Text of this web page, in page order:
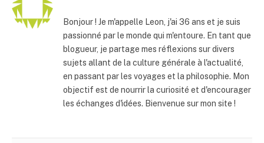
Bonjour ! Je m'appelle Leon, j'ai 36 ans et je suis
passionné par le monde qui m'entoure. En tant que
blogueur, je partage mes réflexions sur divers
sujets allant de la culture générale à l'actualité,
en passant par les voyages et la philosophie. Mon
objectif est de nourrir la curiosité et d'encourager
les échanges d'idées. Bienvenue sur mon site !